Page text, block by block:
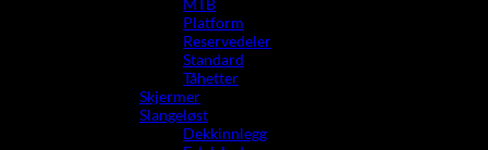
MTB
Platform
Reservedeler
Standard
Tåhetter
Skjermer
Slangeløst
Dekkinnlegg